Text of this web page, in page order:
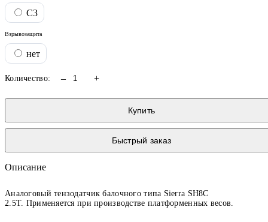
С3
Взрывозащита
нет
Количество: – +
Купить
Быстрый заказ
Описание
Аналоговый тензодатчик балочного типа Sierra SH8C
2.5T. Применяется при производстве платформенных весов.